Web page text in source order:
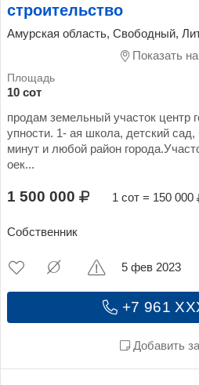
строительство
Амурская область, Свободный,
Показать на
10 сот
продам земельный участок центр
упности. 1- ая школа, детский
минут и любой район
оек...
1 500 000 1 сот = 150 000
Собственник
+7 961
Добавить
5 фев 2023